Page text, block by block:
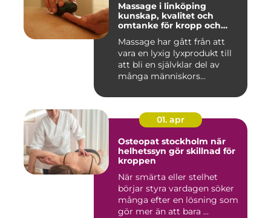
Massage i linköping
kunskap, kvalitet och
omtanke för kropp och
Massage har gått från att
vara en lyxig lyxprodukt till
att bli en självklar del av
många människors...
01. apr
Osteopat stockholm när
helhetssyn gör skillnad för
kroppen
När smärta eller stelhet
börjar styra vardagen söker
många efter en lösning som
gör mer än att bara ...